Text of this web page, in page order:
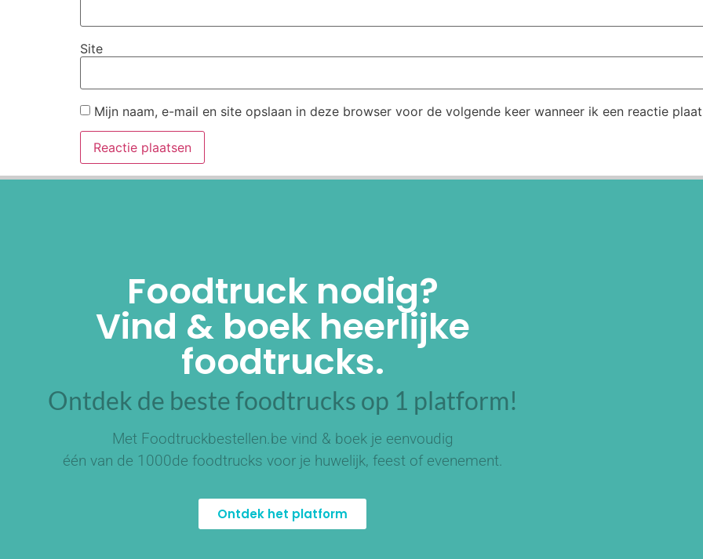
Site
Mijn naam, e-mail en site opslaan in deze browser voor de volgende keer wanneer ik een reactie
Foodtruck nodig?
Vind & boek heerlijke
foodtrucks.
Ontdek de beste foodtrucks op 1 platform!
Met Foodtruckbestellen.be vind & boek je eenvoudig
één van de 1000de foodtrucks voor je huwelijk, feest of evenement.
Ontdek het platform